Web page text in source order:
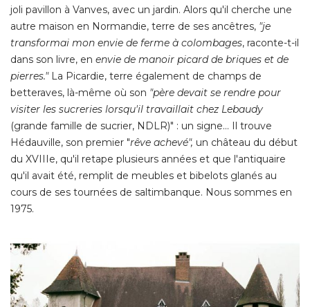
pierres." La Picardie, terre également de champs de
betteraves, là-même où son "père devait se rendre pour
visiter les sucreries lorsqu'il travaillait chez Lebaudy
(grande famille de sucrier, NDLR)" : un signe... Il trouve
Hédauville, son premier "rêve achevé", un château du début
du XVIIIe, qu'il retape plusieurs années et que l'antiquaire
qu'il avait été, remplit de meubles et bibelots glanés au
cours de ses tournées de saltimbanque. Nous sommes en
1975.